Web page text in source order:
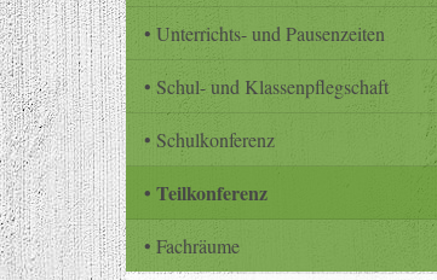
Unterrichts- und Pausenzeiten
Schul- und Klassenpflegschaft
Schulkonferenz
Teilkonferenz
Fachräume